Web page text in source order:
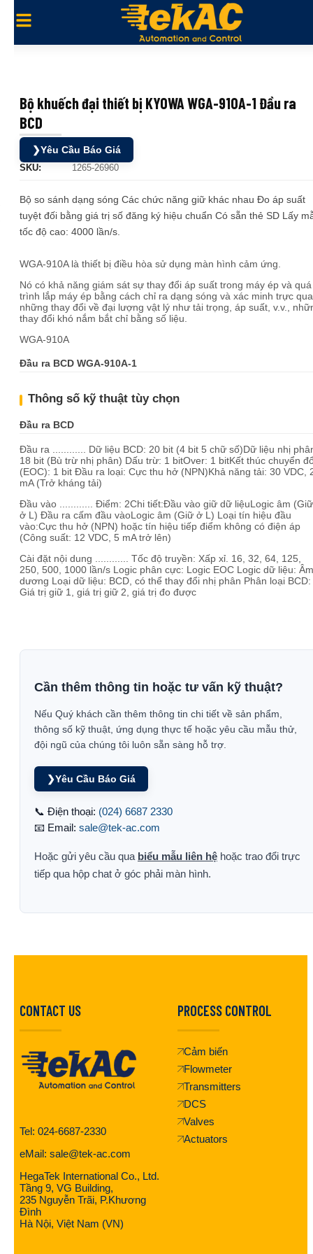
Bộ khuếch đại thiết bị KYOWA WGA-910A-1 Đầu ra
BCD
❯Yêu Cầu Báo Giá
SKU: 1265-26960
Bộ so sánh dạng sóng Các chức năng giữ khác nhau Đo áp suất
tuyệt đối bằng giá trị số đăng ký hiệu chuẩn Có sẵn thẻ SD Lấy
tốc độ cao: 4000 lần/s.
WGA-910A là thiết bị điều hòa sử dụng màn hình cảm ứng.
Nó có khả năng giám sát sự thay đổi áp suất trong máy ép và quá
trình lắp máy ép bằng cách chỉ ra dạng sóng và xác minh trực
những thay đổi về đại lượng vật lý như tải trọng, áp suất, v.v.,
thay đổi khó nắm bắt chỉ bằng số liệu.
WGA-910A
Đầu ra BCD WGA-910A-1
Thông số kỹ thuật tùy chọn
Đầu ra BCD
Đầu ra ............ Dữ liệu BCD: 20 bit (4 bit 5 chữ số)Dữ liệu nhị
18 bit (Bù trừ nhị phân) Dấu trừ: 1 bitOver: 1 bitKết thúc chuyển
(EOC): 1 bit Đầu ra loại: Cực thu hở (NPN)Khả năng tải: 30 VDC,
mA (Trở kháng tải)
Đầu vào ............ Điểm: 2Chi tiết:Đầu vào giữ dữ liệuLogic âm (Giữ
ở L) Đầu ra cấm đầu vàoLogic âm (Giữ ở L) Loại tín hiệu đầu
vào:Cực thu hở (NPN) hoặc tín hiệu tiếp điểm không có điện áp
(Công suất: 12 VDC, 5 mA trở lên)
Cài đặt nội dung ............ Tốc độ truyền: Xấp xỉ. 16, 32, 64, 125,
250, 500, 1000 lần/s Logic phân cực: Logic EOC Logic dữ liệu:
dương Loại dữ liệu: BCD, có thể thay đổi nhị phân Phân loại BCD:
Giá trị giữ 1, giá trị giữ 2, giá trị đo được
Cần thêm thông tin hoặc tư vấn kỹ thuật?
Nếu Quý khách cần thêm thông tin chi tiết về sản phẩm,
thông số kỹ thuật, ứng dụng thực tế hoặc yêu cầu mẫu thử,
đội ngũ của chúng tôi luôn sẵn sàng hỗ trợ.
❯Yêu Cầu Báo Giá
📞 Điện thoại: (024) 6687 2330
📧 Email: sale@tek-ac.com
Hoặc gửi yêu cầu qua biểu mẫu liên hệ hoặc trao đổi trực
tiếp qua hộp chat ở góc phải màn hình.
CONTACT US
Tel: 024-6687-2330
eMail: sale@tek-ac.com
HegaTek International Co., Ltd.
Tầng 9, VG Building,
235 Nguyễn Trãi, P.Khương
Đình
Hà Nội, Việt Nam (VN)
PROCESS CONTROL
Cảm biến
Flowmeter
Transmitters
DCS
Valves
Actuators